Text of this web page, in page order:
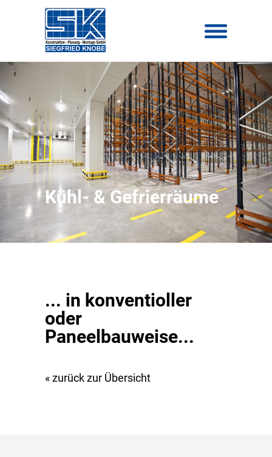
Kühl- & Gefrierräume
... in konventioller
oder
Paneelbauweise...
« zurück zur Übersicht